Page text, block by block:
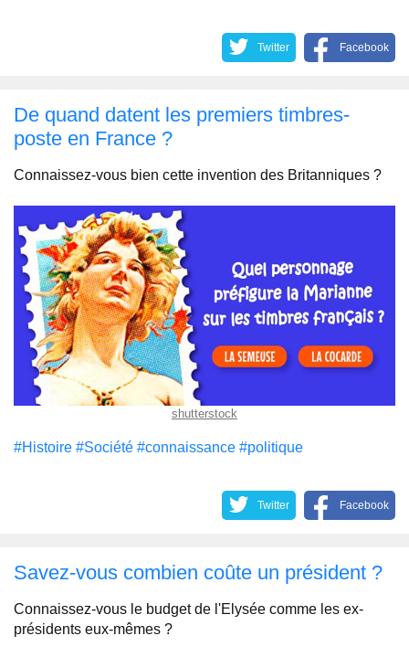
Twitter Facebook
De quand datent les premiers timbres-
poste en France ?
Connaissez-vous bien cette invention des Britanniques ?
shutterstock
#Histoire #Société #connaissance #politique
Twitter Facebook
Savez-vous combien coûte un président ?
Connaissez-vous le budget de l'Elysée comme les ex-
présidents eux-mêmes ?